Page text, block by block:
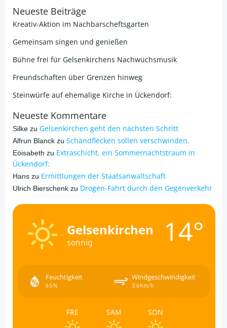
Neueste Beiträge
Kreativ-Aktion im Nachbarscheftsgarten
Gemeinsam singen und genießen
Bühne frei für Gelsenkirchens Nachwuchsmusik
Freundschaften über Grenzen hinweg
Steinwürfe auf ehemalige Kirche in Ückendorf:
Neueste Kommentare
Silke zu Gelsenkirchen geht den nächsten Schritt
Alfrun Blanck zu Schandflecken sollen verschwinden.
Eöisabeth zu Extraschicht, ein Sommernachtstraum in
Ückendorf:
Hans zu Ermittlungen der Staatsanwaltschaft
Ulrich Bierschenk zu Drogen-Fahrt durch den Gegenverkehr
Gelsenkirchen
sonnig 14°
Feuchtigkeit
65%
Windgeschwindigkeit
3.6Km/h
FRE SAM SON